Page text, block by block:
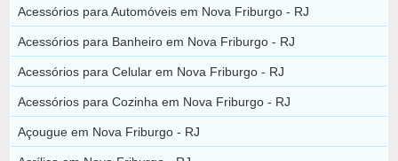
Acessórios para Automóveis em Nova Friburgo - RJ
Acessórios para Banheiro em Nova Friburgo - RJ
Acessórios para Celular em Nova Friburgo - RJ
Acessórios para Cozinha em Nova Friburgo - RJ
Açougue em Nova Friburgo - RJ